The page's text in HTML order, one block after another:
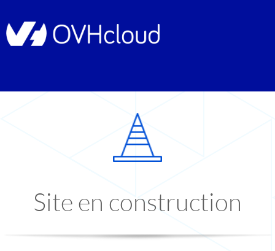
Site en construction